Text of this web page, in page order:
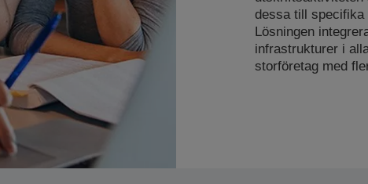
dessa till specifika
Lösningen
infrastrukturer i
storföretag med